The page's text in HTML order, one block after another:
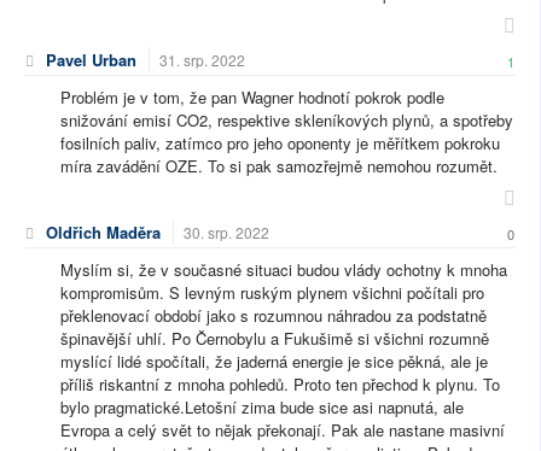
Pavel Urban 31. srp. 2022 1
Problém je v tom, že pan Wagner hodnotí pokrok podle
snižování emisí CO2, respektive skleníkových plynů, a spotřeby
fosilních paliv, zatímco pro jeho oponenty je měřítkem pokroku
míra zavádění OZE. To si pak samozřejmě nemohou rozumět.
Oldřich Maděra 30. srp. 2022 0
Myslím si, že v současné situaci budou vlády ochotny k mnoha
kompromisům. S levným ruským plynem všichni počítali pro
překlenovací období jako s rozumnou náhradou za podstatně
špinavější uhlí. Po Černobylu a Fukušimě si všichni rozumně
myslící lidé spočítali, že jaderná energie je sice pěkná, ale je
příliš riskantní z mnoha pohledů. Proto ten přechod k plynu. To
bylo pragmatické.Letošní zima bude sice asi napnutá, ale
Evropa a celý svět to nějak překonají. Pak ale nastane masivní